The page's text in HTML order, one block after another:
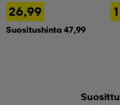
26,99
Suositushinta 47,99